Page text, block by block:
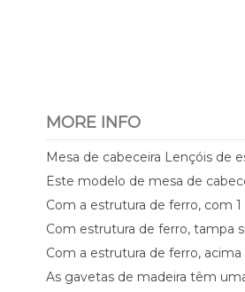
MORE INFO
Mesa de cabeceira Lençóis de
Este modelo de mesa de
Com a estrutura de ferro, com 1
Com estrutura de ferro, tampa
Com a estrutura de ferro,
As gavetas de madeira têm